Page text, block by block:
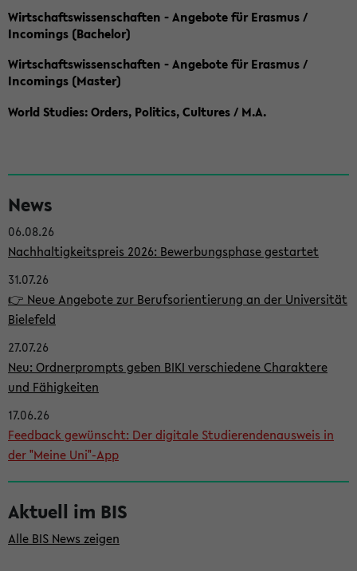
Wirtschaftswissenschaften - Angebote für Erasmus /
Incomings (Bachelor)
Wirtschaftswissenschaften - Angebote für Erasmus /
Incomings (Master)
World Studies: Orders, Politics, Cultures / M.A.
e
i
t
e
n
l
e
i
s
t
e
News
06.08.26
Nachhaltigkeitspreis 2026: Bewerbungsphase gestartet
31.07.26
👉 Neue Angebote zur Berufsorientierung an der Universität
Bielefeld
27.07.26
Neu: Ordnerprompts geben BIKI verschiedene Charaktere
und Fähigkeiten
17.06.26
Feedback gewünscht: Der digitale Studierendenausweis in
der "Meine Uni"-App
Aktuell im BIS
Alle BIS News zeigen